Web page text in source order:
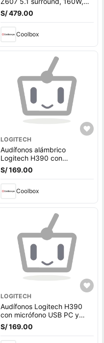
conexión bluetooth, negro
S/ 479.00
Coolbox
LOGITECH
Audífonos alámbrico
Logitech H390 con
micrófono, conexión usb,
control de volumen, cable
S/ 169.00
Coolbox
LOGITECH
Audífonos Logitech H390
con micrófono USB PC y
laptop Negro
S/ 169.00